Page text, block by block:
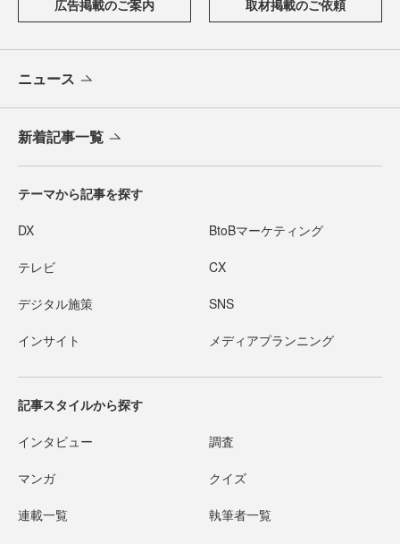
広告掲載のご案内 取材掲載のご依頼
ニュース
新着記事一覧
テーマから記事を探す
DX BtoBマーケティング
テレビ CX
デジタル施策 SNS
インサイト メディアプランニング
記事スタイルから探す
インタビュー 調査
マンガ クイズ
連載一覧 執筆者一覧